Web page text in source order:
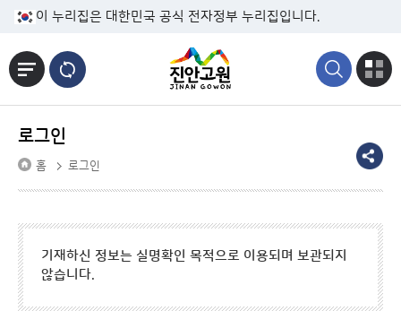
본문바로가기
이 누리집은 대한민국 공식 전자정부 누리집입니다.
로그인
홈 로그인
기재하신 정보는 실명확인 목적으로 이용되며 보관되지
않습니다.